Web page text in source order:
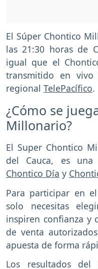
El Súper Chontico
las 21:30 horas de
igual que el
transmitido en
regional TelePacífico.
¿Cómo se
Millonario?
El Super Chontico
del Cauca, es una
Chontico Día y
Para participar en
solo necesitas
inspiren confianza y
de venta
apuesta de forma
Los resultados del